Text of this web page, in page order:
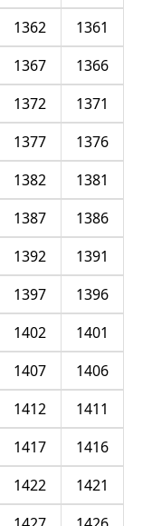
1361
1362
1366
1367
1371
1372
1376
1377
1381
1382
1386
1387
1391
1392
1396
1397
1401
1402
1406
1407
1411
1412
1416
1417
1421
1422